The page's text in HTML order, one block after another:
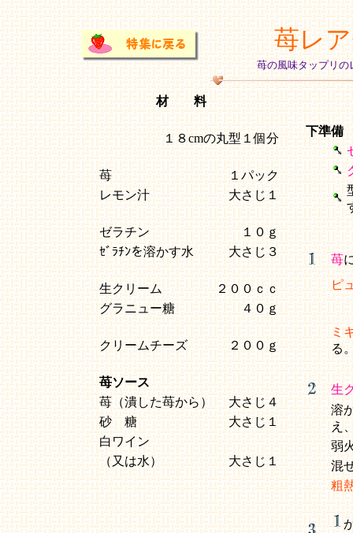
苺レ
苺の風味タップリの
材 料
１８cmの丸型１個分
苺
１パック
レモン汁
大さじ１
ゼラチン
１０ｇ
ｾﾞﾗﾁﾝを溶かす水
大さじ３
生クリーム
２００ｃｃ
グラニュー糖
４０ｇ
クリームチーズ ２００ｇ
苺ソース
苺（潰した苺から）
大さじ４
砂 糖
大さじ１
白ワイン
（又は水）
大さじ１
下準備
苺
ピ
ミ
る
生
溶
え
弱
混
粗